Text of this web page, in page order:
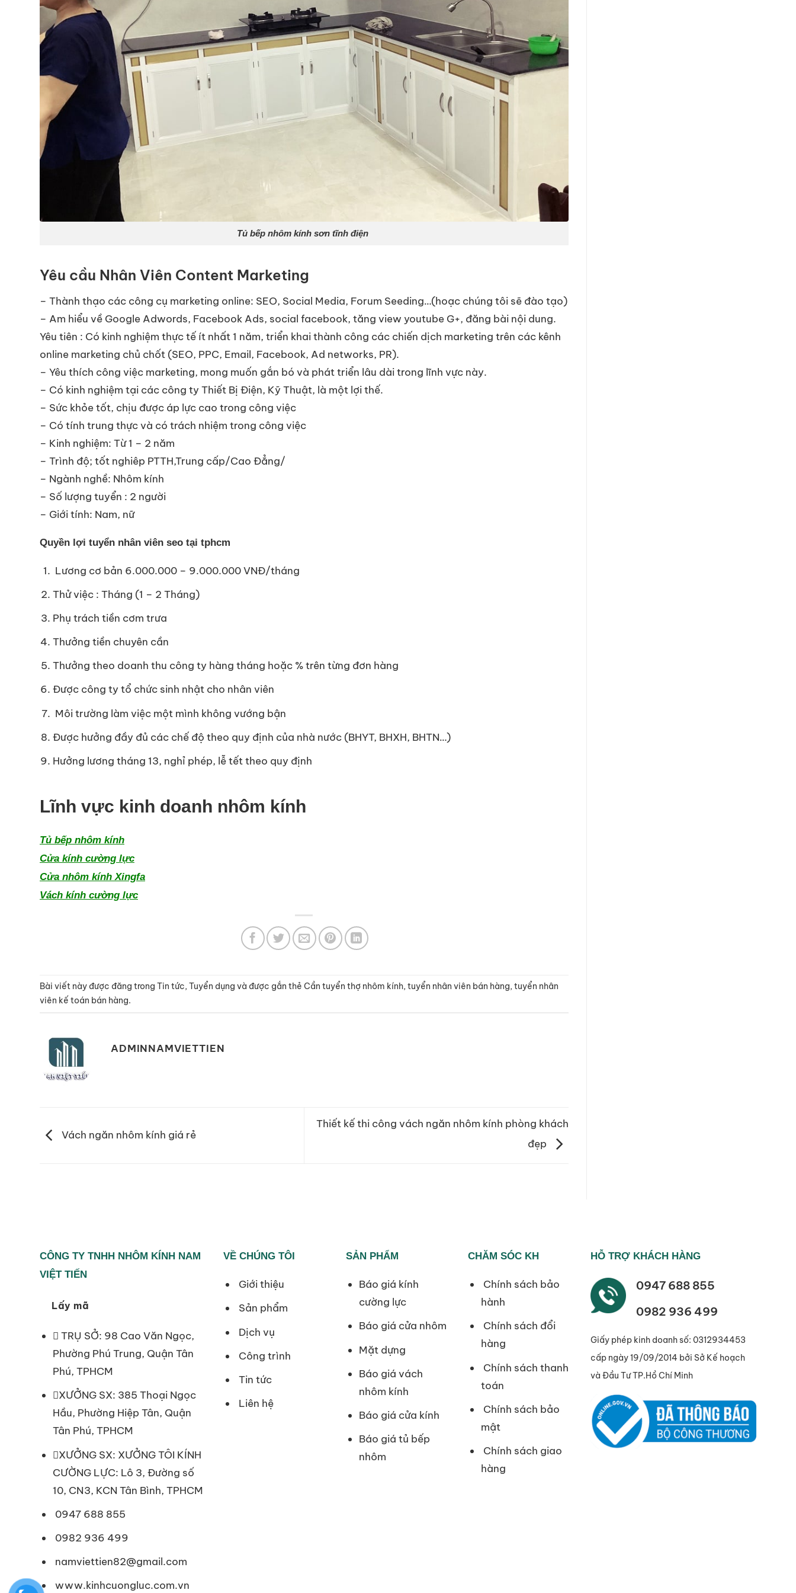
Tủ bếp nhôm kính sơn tĩnh điện
Yêu cầu Nhân Viên Content Marketing
– Thành thạo các công cụ marketing online: SEO, Social Media, Forum Seeding…(hoạc chúng tôi sẽ đào tạo)
– Am hiểu về Google Adwords, Facebook Ads, social facebook, tăng view youtube G+, đăng bài nội dung.
Yêu tiên : Có kinh nghiệm thực tế ít nhất 1 năm, triển khai thành công các chiến dịch marketing trên các kênh
online marketing chủ chốt (SEO, PPC, Email, Facebook, Ad networks, PR).
– Yêu thích công việc marketing, mong muốn gắn bó và phát triển lâu dài trong lĩnh vực này.
– Có kinh nghiệm tại các công ty Thiết Bị Điện, Kỹ Thuật, là một lợi thế.
– Sức khỏe tốt, chịu được áp lực cao trong công việc
– Có tính trung thực và có trách nhiệm trong công việc
– Kinh nghiệm: Từ 1 – 2 năm
– Trình độ; tốt nghiêp PTTH,Trung cấp/Cao Đẳng/
– Ngành nghề: Nhôm kính
– Số lượng tuyển : 2 người
– Giới tính: Nam, nữ
Quyền lợi tuyển nhân viên seo tại tphcm
Lương cơ bản 6.000.000 – 9.000.000 VNĐ/tháng
Thử việc : Tháng (1 – 2 Tháng)
Phụ trách tiền cơm trưa
Thưởng tiền chuyên cần
Thưởng theo doanh thu công ty hàng tháng hoặc % trên từng đơn hàng
Được công ty tổ chức sinh nhật cho nhân viên
Môi trường làm việc một mình không vướng bận
Được hưởng đầy đủ các chế độ theo quy định của nhà nước (BHYT, BHXH, BHTN…)
Hưởng lương tháng 13, nghỉ phép, lễ tết theo quy định
Lĩnh vực kinh doanh nhôm kính
Tủ bếp nhôm kính
Cửa kính cường lực
Cửa nhôm kính Xingfa
Vách kính cường lực
Bài viết này được đăng trong Tin tức, Tuyển dụng và được gắn thẻ Cần tuyển thợ nhôm kính, tuyển nhân viên bán hàng, tuyển nhân
viên kế toán bán hàng.
ADMINNAMVIETTIEN
Vách ngăn nhôm kính giá rẻ
Thiết kế thi công vách ngăn nhôm kính phòng khách
đẹp
CÔNG TY TNHH NHÔM KÍNH NAM
VIỆT TIẾN
Lấy mã
TRỤ SỞ: 98 Cao Văn Ngọc,
Phường Phú Trung, Quận Tân
Phú, TPHCM
XƯỞNG SX: 385 Thoại Ngọc
Hầu, Phường Hiệp Tân, Quận
Tân Phú, TPHCM
XƯỞNG SX: XƯỞNG TÔI KÍNH
CƯỜNG LỰC: Lô 3, Đường số
10, CN3, KCN Tân Bình, TPHCM
0947 688 855
0982 936 499
namviettien82@gmail.com
www.kinhcuongluc.com.vn
VỀ CHÚNG TÔI
Giới thiệu
Sản phẩm
Dịch vụ
Công trình
Tin tức
Liên hệ
SẢN PHẨM
Báo giá kính
cường lực
Báo giá cửa nhôm
Mặt dựng
Báo giá vách
nhôm kính
Báo giá cửa kính
Báo giá tủ bếp
nhôm
CHĂM SÓC KH
Chính sách bảo
hành
Chính sách đổi
hàng
Chính sách thanh
toán
Chính sách bảo
mật
Chính sách giao
hàng
HỖ TRỢ KHÁCH HÀNG
0947 688 855
0982 936 499
Giấy phép kinh doanh số: 0312934453
cấp ngày 19/09/2014 bởi Sở Kế hoạch
và Đầu Tư TP.Hồ Chí Minh